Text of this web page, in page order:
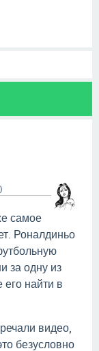
самое
Роналдиньо
за одну из
найти в
видео,
безусловно